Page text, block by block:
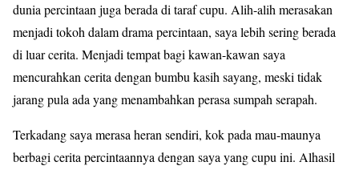
dunia percintaan juga berada di taraf cupu. Alih-alih merasakan
menjadi tokoh dalam drama percintaan, saya lebih sering berada
di luar cerita. Menjadi tempat bagi kawan-kawan saya
mencurahkan cerita dengan bumbu kasih sayang, meski tidak
jarang pula ada yang menambahkan perasa sumpah serapah.
Terkadang saya merasa heran sendiri, kok pada mau-maunya
berbagi cerita percintaannya dengan saya yang cupu ini. Alhasil